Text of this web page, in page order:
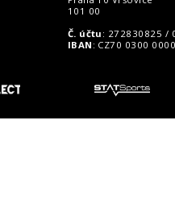
101 00
Č. účtu : 272830825 /
IBAN : CZ70 0300